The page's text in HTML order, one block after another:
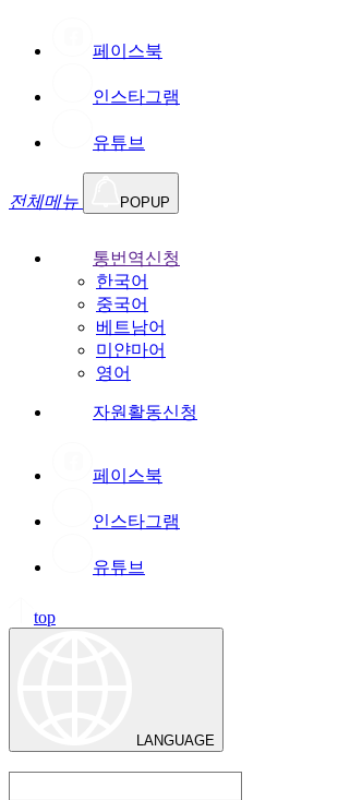
페이스북
인스타그램
유튜브
전체메뉴 POPUP
통번역신청
한국어
중국어
베트남어
미얀마어
영어
자원활동신청
페이스북
인스타그램
유튜브
top
LANGUAGE